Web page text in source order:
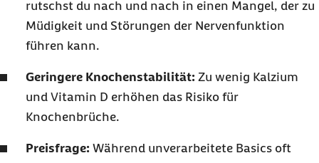
rutschst du nach und nach in einen Mangel, der zu
Müdigkeit und Störungen der Nervenfunktion
führen kann.
Geringere Knochenstabilität: Zu wenig Kalzium
und Vitamin D erhöhen das Risiko für
Knochenbrüche.
Preisfrage: Während unverarbeitete Basics oft